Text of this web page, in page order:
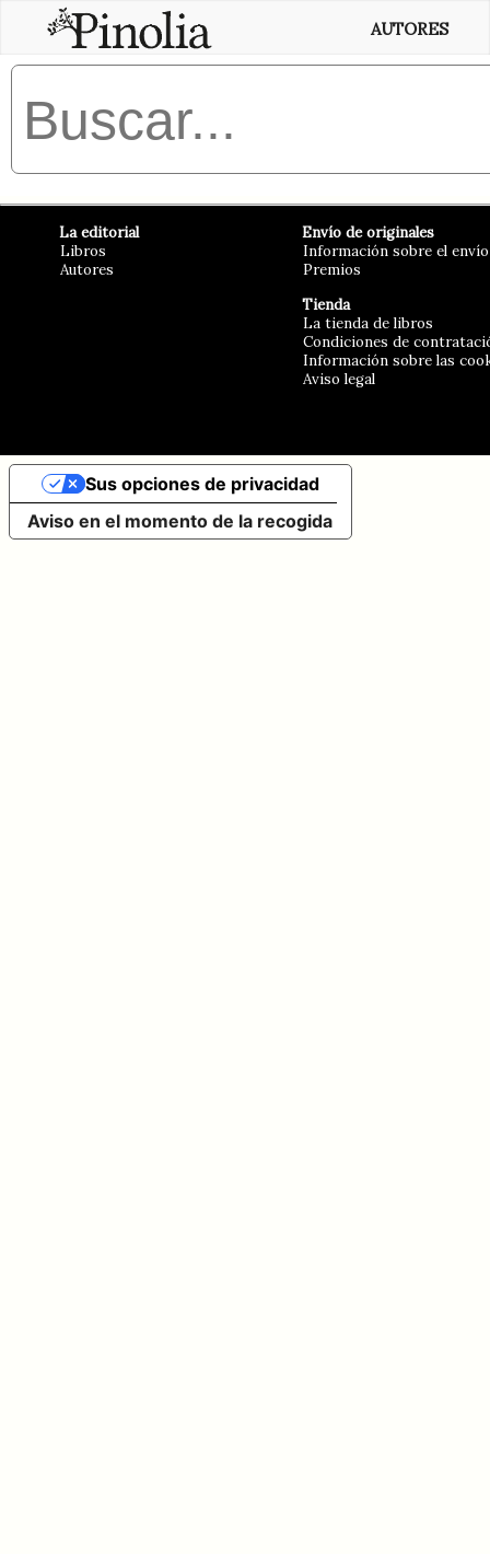
AUTORES
La editorial
Libros
Autores
Envío de originales
Información sobre el envío
Premios
Tienda
La tienda de libros
Condiciones de
Información sobre las
Aviso legal
Aviso en el momento de la recogida
Sus opciones de privacidad